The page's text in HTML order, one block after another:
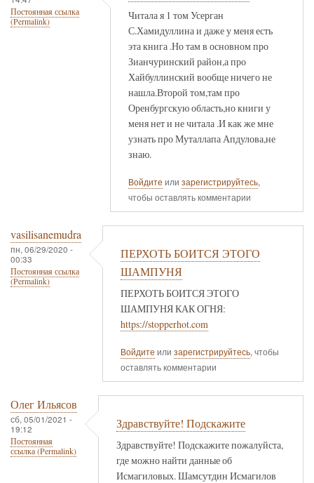
Постоянная ссылка
(Permalink)
Читала я 1 том Усерган
С.Хамидуллина и даже у меня есть
эта книга .Но там в основном про
Зианчуринский район,а про
Хайбуллинский вообще ничего не
нашла.Второй том,там про
Оренбургскую область,но книги у
меня нет и не читала .И как же мне
узнать про Муталлапа Апдулова,не
знаю.
Войдите или зарегистрируйтесь,
чтобы оставлять комментарии
vasilisanemudra
пн, 06/29/2020 -
00:33
Постоянная ссылка
(Permalink)
ПЕРХОТЬ БОИТСЯ ЭТОГО
ШАМПУНЯ
ПЕРХОТЬ БОИТСЯ ЭТОГО
ШАМПУНЯ КАК ОГНЯ:
https://stopperhot.com
Войдите или зарегистрируйтесь, чтобы
оставлять комментарии
Олег Ильясов
сб, 05/01/2021 -
19:12
Постоянная
ссылка (Permalink)
Здравствуйте! Подскажите
Здравствуйте! Подскажите пожалуйста,
где можно найти данные об
Исмагиловых. Шамсутдин Исмагилов